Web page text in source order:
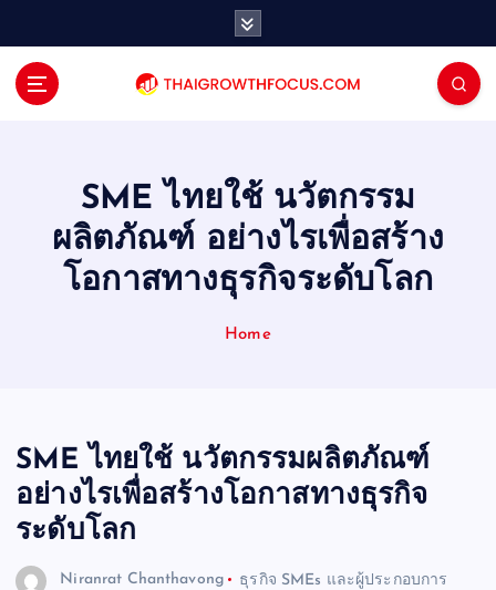
SME ไทยใช้ นวัตกรรม
ผลิตภัณฑ์ อย่างไรเพื่อสร้าง
โอกาสทางธุรกิจระดับโลก
Home
SME ไทยใช้ นวัตกรรมผลิตภัณฑ์
อย่างไรเพื่อสร้างโอกาสทางธุรกิจ
ระดับโลก
Niranrat Chanthavong
ธุรกิจ SMEs และผู้ประกอบการ